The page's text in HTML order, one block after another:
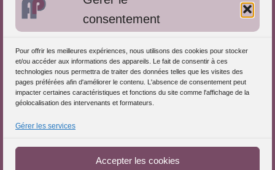
consentement
Pour offrir les meilleures expériences, nous utilisons des cookies pour stocker
et/ou accéder aux informations des appareils. Le fait de consentir à ces
technologies nous permettra de traiter des données telles que les visites des
pages préférées afin d'améliorer le contenu. L'absence de consentement peut
impacter certaines caractéristiques et fonctions du site comme l'affichage de la
géolocalisation des intervenants et formateurs.
Gérer les services
Accepter les cookies
S'inscrire dans l'Annuaire
Publiez vos formations
Charte déontologique